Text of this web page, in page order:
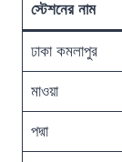
স্টেশনের নাম
ঢাকা কমলাপুর
মাওয়া
পদ্মা